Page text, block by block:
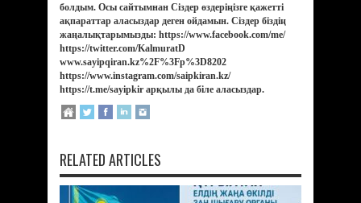
болдым. Осы сайтымнан Сіздер өздеріңізге қажетті
ақпараттар аласыздар деген ойдамын. Сіздер біздің
жаңалықтарымызды: https://www.facebook.com/me/
https://twitter.com/KalmuratD
www.sayipqiran.kz%2F%3Fp%3D8202
https://www.instagram.com/saipkiran.kz/
https://t.me/sayipkir арқылы да біле аласыздар.
RELATED ARTICLES